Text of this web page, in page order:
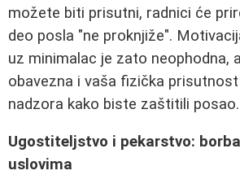
možete biti prisutni, radnici će
deo posla "ne proknjiže".
uz minimalac je zato neophodna,
obavezna i vaša fizička
nadzora kako biste zaštitili posao.
Ugostiteljstvo i pekarstvo:
uslovima